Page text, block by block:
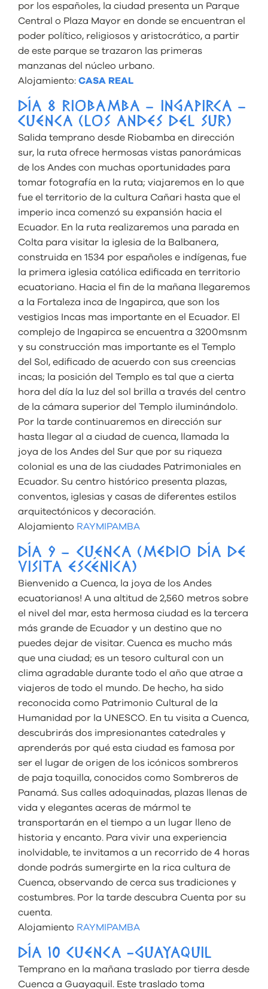
por los españoles, la ciudad presenta un Parque
Central o Plaza Mayor en donde se encuentran el
poder político, religiosos y aristocrático, a partir
de este parque se trazaron las primeras
manzanas del núcleo urbano.
Alojamiento: CASA REAL
DÍA 8 RIOBAMBA – INGAPIRCA –
CUENCA (LOS ANDES DEL SUR)
Salida temprano desde Riobamba en dirección
sur, la ruta ofrece hermosas vistas panorámicas
de los Andes con muchas oportunidades para
tomar fotografía en la ruta; viajaremos en lo que
fue el territorio de la cultura Cañari hasta que el
imperio inca comenzó su expansión hacia el
Ecuador. En la ruta realizaremos una parada en
Colta para visitar la iglesia de la Balbanera,
construida en 1534 por españoles e indígenas, fue
la primera iglesia católica edificada en territorio
ecuatoriano. Hacia el fin de la mañana llegaremos
a la Fortaleza inca de Ingapirca, que son los
vestigios Incas mas importante en el Ecuador. El
complejo de Ingapirca se encuentra a 3200msnm
y su construcción mas importante es el Templo
del Sol, edificado de acuerdo con sus creencias
incas; la posición del Templo es tal que a cierta
hora del día la luz del sol brilla a través del centro
de la cámara superior del Templo iluminándolo.
Por la tarde continuaremos en dirección sur
hasta llegar al a ciudad de cuenca, llamada la
joya de los Andes del Sur que por su riqueza
colonial es una de las ciudades Patrimoniales en
Ecuador. Su centro histórico presenta plazas,
conventos, iglesias y casas de diferentes estilos
arquitectónicos y decoración.
Alojamiento RAYMIPAMBA
DÍA 9 – CUENCA (MEDIO DÍA DE
VISITA ESCÉNICA)
Bienvenido a Cuenca, la joya de los Andes
ecuatorianos! A una altitud de 2,560 metros sobre
el nivel del mar, esta hermosa ciudad es la tercera
más grande de Ecuador y un destino que no
puedes dejar de visitar. Cuenca es mucho más
que una ciudad; es un tesoro cultural con un
clima agradable durante todo el año que atrae a
viajeros de todo el mundo. De hecho, ha sido
reconocida como Patrimonio Cultural de la
Humanidad por la UNESCO. En tu visita a Cuenca,
descubrirás dos impresionantes catedrales y
aprenderás por qué esta ciudad es famosa por
ser el lugar de origen de los icónicos sombreros
de paja toquilla, conocidos como Sombreros de
Panamá. Sus calles adoquinadas, plazas llenas de
vida y elegantes aceras de mármol te
transportarán en el tiempo a un lugar lleno de
historia y encanto. Para vivir una experiencia
inolvidable, te invitamos a un recorrido de 4 horas
donde podrás sumergirte en la rica cultura de
Cuenca, observando de cerca sus tradiciones y
costumbres. Por la tarde descubra Cuenta por su
cuenta.
Alojamiento RAYMIPAMBA
DÍA 10 CUENCA -GUAYAQUIL
Temprano en la mañana traslado por tierra desde
Cuenca a Guayaquil. Este traslado toma